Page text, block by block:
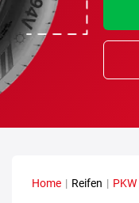
Home | Reifen | PKW